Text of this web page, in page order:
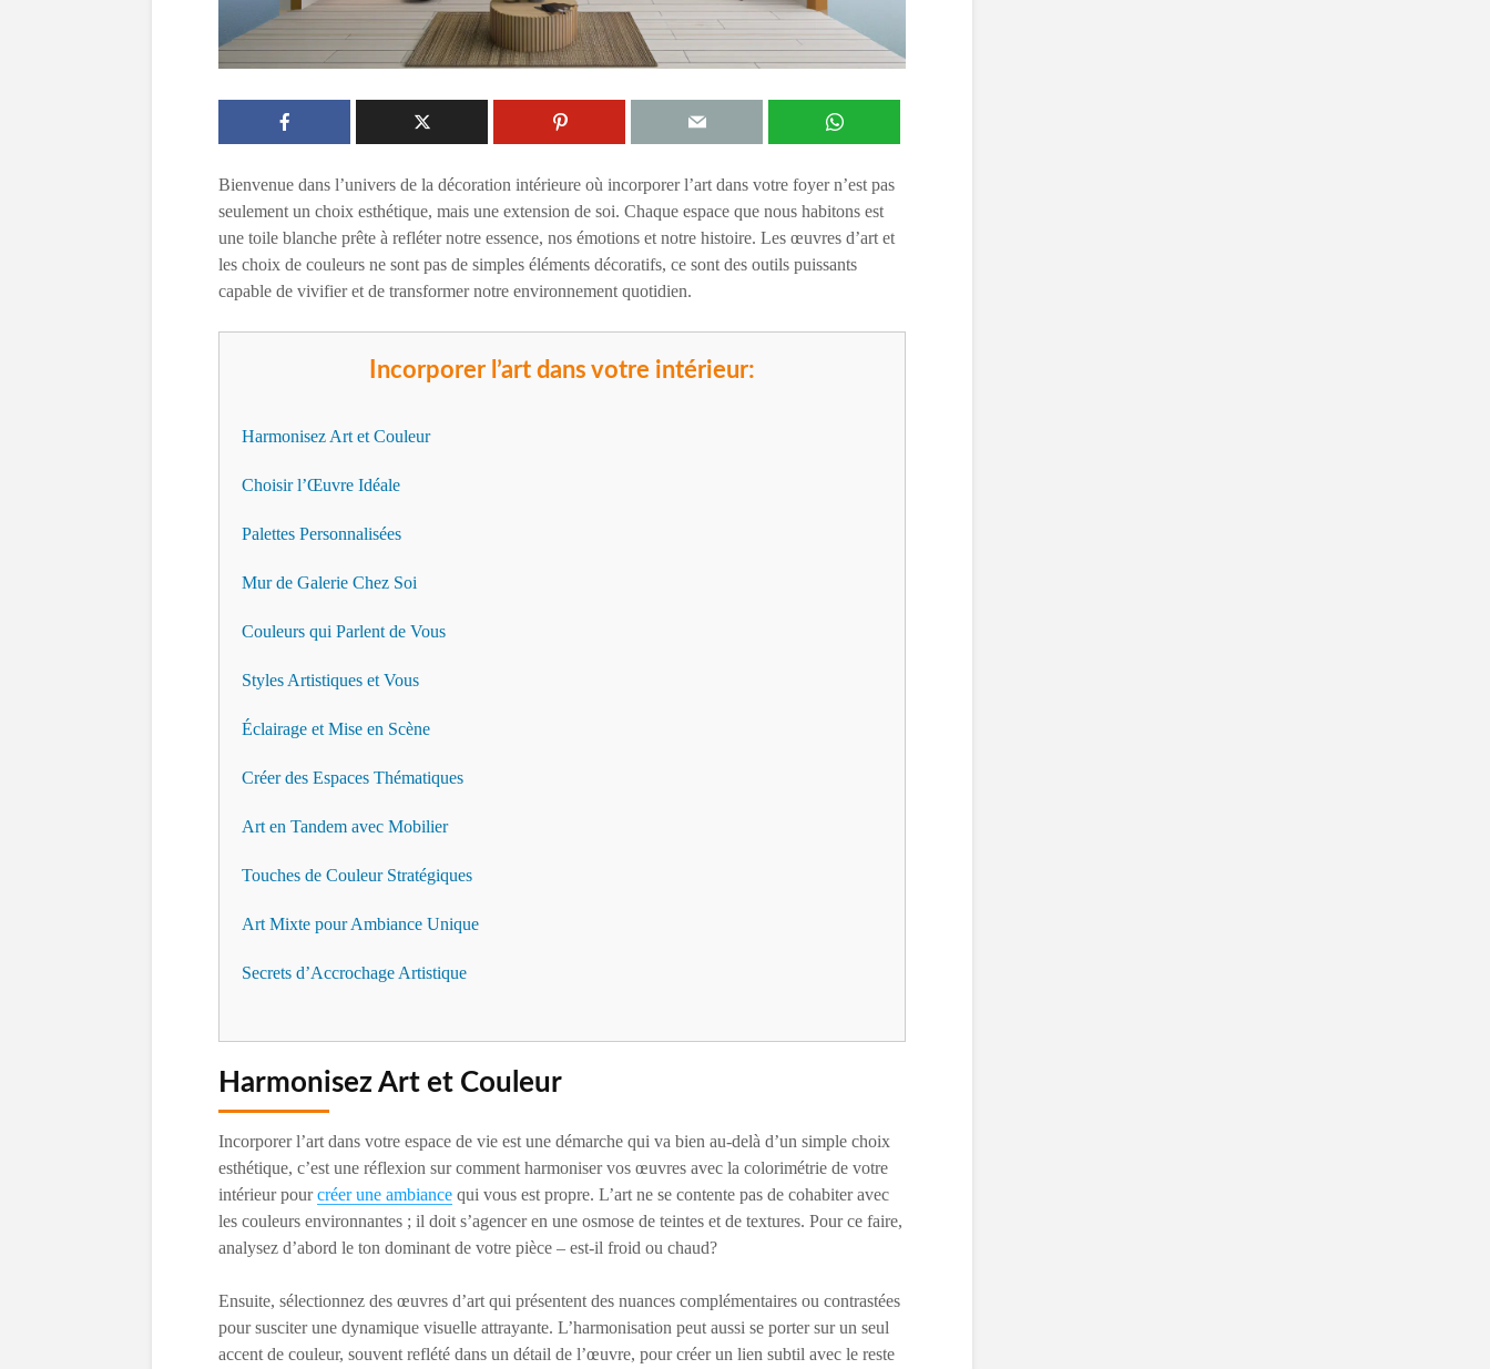
Bienvenue dans l’univers de la décoration intérieure où incorporer l’art dans votre foyer n’est pas
seulement un choix esthétique, mais une extension de soi. Chaque espace que nous habitons est
une toile blanche prête à refléter notre essence, nos émotions et notre histoire. Les œuvres d’art et
les choix de couleurs ne sont pas de simples éléments décoratifs, ce sont des outils puissants
capable de vivifier et de transformer notre environnement quotidien.
Incorporer l’art dans votre intérieur:
Harmonisez Art et Couleur
Choisir l’Œuvre Idéale
Palettes Personnalisées
Mur de Galerie Chez Soi
Couleurs qui Parlent de Vous
Styles Artistiques et Vous
Éclairage et Mise en Scène
Créer des Espaces Thématiques
Art en Tandem avec Mobilier
Touches de Couleur Stratégiques
Art Mixte pour Ambiance Unique
Secrets d’Accrochage Artistique
Harmonisez Art et Couleur
Incorporer l’art dans votre espace de vie est une démarche qui va bien au-delà d’un simple choix
esthétique, c’est une réflexion sur comment harmoniser vos œuvres avec la colorimétrie de votre
intérieur pourcréer une ambiance qui vous est propre. L’art ne se contente pas de cohabiter avec
les couleurs environnantes ; il doit s’agencer en une osmose de teintes et de textures. Pour ce faire,
analysez d’abord le ton dominant de votre pièce – est-il froid ou chaud?
Ensuite, sélectionnez des œuvres d’art qui présentent des nuances complémentaires ou contrastées
pour susciter une dynamique visuelle attrayante. L’harmonisation peut aussi se porter sur un seul
accent de couleur, souvent reflété dans un détail de l’œuvre, pour créer un lien subtil avec le reste